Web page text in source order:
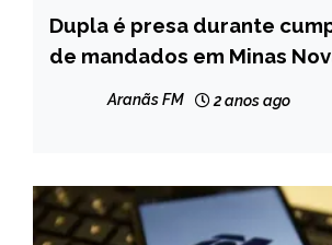
MINAS
GERAIS
NOTÍCIAS
Dupla é presa durante
de mandados em Minas
Aranãs FM 2 anos ago